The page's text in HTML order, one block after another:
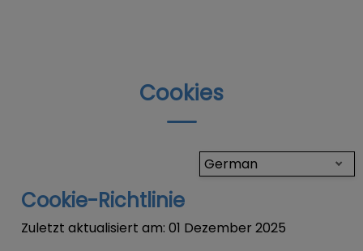
Cookies
German
Cookie-Richtlinie
Zuletzt aktualisiert am: 01 Dezember 2025